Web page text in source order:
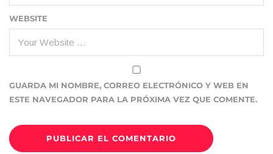
WEBSITE
GUARDA MI NOMBRE, CORREO ELECTRÓNICO Y WEB EN
ESTE NAVEGADOR PARA LA PRÓXIMA VEZ QUE COMENTE.